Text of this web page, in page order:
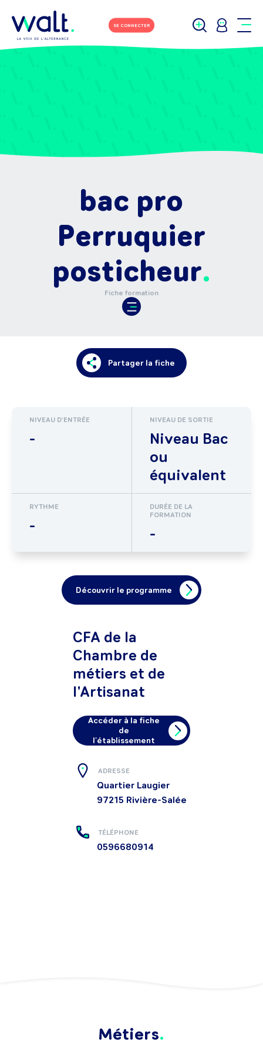
SE CONNECTER
bac pro
Perruquier
posticheur
Fiche formation
Partager la fiche
NIVEAU D'ENTRÉE
-
NIVEAU DE SORTIE
Niveau Bac
ou
équivalent
RYTHME
-
DURÉE DE LA
FORMATION
-
Découvrir le programme
CFA de la
Chambre de
métiers et de
l'Artisanat
Accéder à la fiche
de
l'établissement
ADRESSE
Quartier Laugier
97215 Rivière-Salée
TÉLÉPHONE
0596680914
Métiers